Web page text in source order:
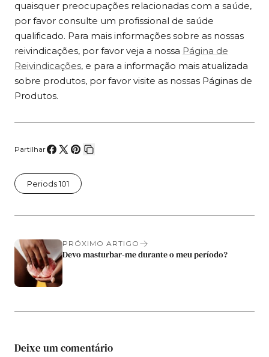
quaisquer preocupações relacionadas com a saúde,
por favor consulte um profissional de saúde
qualificado. Para mais informações sobre as nossas
reivindicações, por favor veja a nossa Página de
Reivindicações, e para a informação mais atualizada
sobre produtos, por favor visite as nossas Páginas de
Produtos.
Partilhar
no
Facebook
no
X
no
Pinterest
Periods 101
PRÓXIMO ARTIGO
Devo masturbar-me durante o meu período?
Deixe um comentário